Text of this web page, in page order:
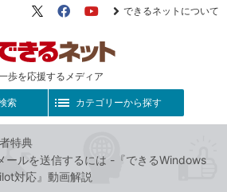
歩を応援するメディア
X（旧
FacebookYouTube
できるネットについて
索 カテゴリーから探す
特典
ールを送信するには -『できるWindows
対応』動画解説